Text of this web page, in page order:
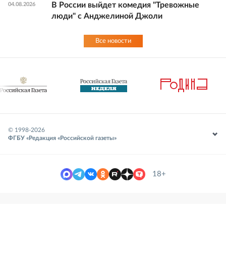
04.08.2026
В России выйдет комедия "Тревожные
люди" с Анджелиной Джоли
Все новости
© 1998-2026
ФГБУ «Редакция «Российской газеты»
18+